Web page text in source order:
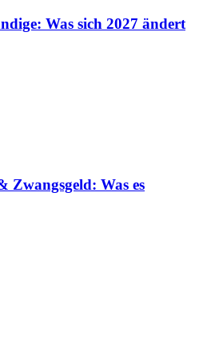
Was sich 2027 ändert
Zwangsgeld: Was es